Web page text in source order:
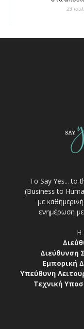
23
Το Say Yes... to
(Business to
με
ενημέρωση
Η
Διεύθυνση
Εμπορική
Υπεύθυνη
Τεχνική